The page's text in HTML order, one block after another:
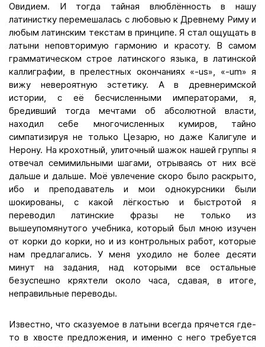
Овидием. И тогда тайная влюблённость в нашу
латинистку перемешалась с любовью к Древнему Риму и
любым латинским текстам в принципе. Я стал ощущать в
латыни неповторимую гармонию и красоту. В самом
грамматическом строе латинского языка, в латинской
каллиграфии, в прелестных окончаниях «-us», «-um» я
вижу невероятную эстетику. А в древнеримской
истории, с её бесчисленными императорами, я,
бредивший тогда мечтами об абсолютной власти,
находил себе многочисленных кумиров, тайно
симпатизируя не только Цезарю, но даже Калигуле и
Нерону. На крохотный, улиточный шажок нашей группы я
отвечал семимильными шагами, отрываясь от них всё
дальше и дальше. Моё увлечение скоро было раскрыто,
ибо и преподаватель и мои однокурсники были
шокированы, с какой лёгкостью и быстротой я
переводил латинские фразы не только из
вышеупомянутого учебника, который был мною изучен
от корки до корки, но и из контрольных работ, которые
нам предлагались. У меня уходило не более десяти
минут на задания, над которыми все остальные
безуспешно кряхтели около часа, сдавая, в итоге,
неправильные переводы.
Известно, что сказуемое в латыни всегда прячется где-
то в хвосте предложения, и именно с него требуется